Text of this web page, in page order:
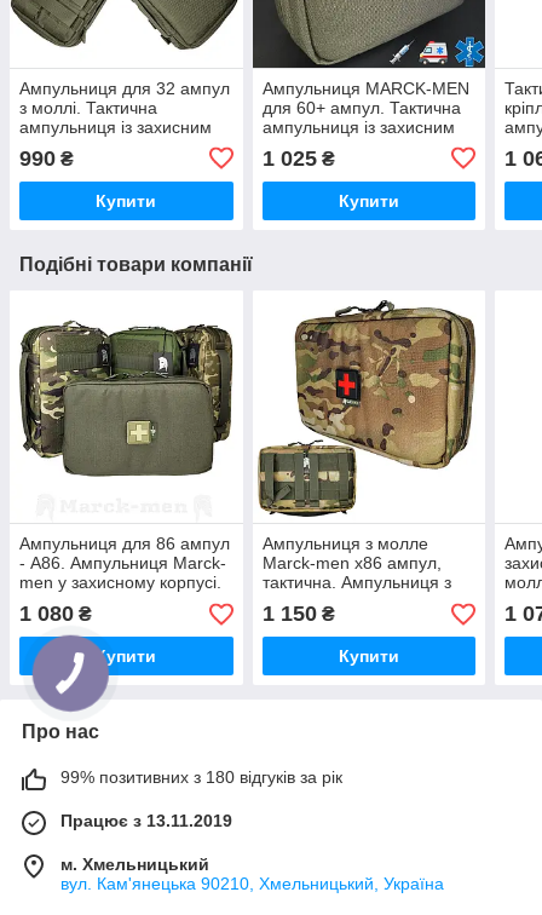
Ампульниця для 32 ампул
з моллі. Тактична
ампульниця із захисним
корпусом та кріпленням
моллі. "Міні-М"
990 ₴
Купити
Ампульниця MARCK-MEN
для 60+ ампул. Тактична
ампульниця із захисним
корпусом. Кейс для ампул
Органайзер для ампул
1 025₴
Купити
1
Подібні товари компанії
Ампульниця для 86 ампул
- А86. Ампульниця Marck-
men у захисному корпусі.
Ампульниця тактична,
військова
1 080 ₴
Купити
Ампульниця з молле
Marck-men х86 ампул,
тактична. Ампульниця з
кріпленням молле, із
захисними стінками. А826
1 150₴
Купити
1
Про нас
99% позитивних з 180 відгуків за рік
Працює з 13.11.2019
м. Хмельницький
вул. Кам'янецька 90210, Хмельницький, Україна